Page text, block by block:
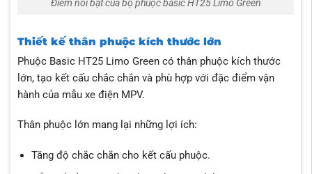
Điểm nổi bật của bộ phuộc basic HT25 Limo Green
Thiết kế thân phuộc kích thước lớn
Phuộc Basic HT25 Limo Green có thân phuộc kích thước
lớn, tạo kết cấu chắc chắn và phù hợp với đặc điểm vận
hành của mẫu xe điện MPV.
Thân phuộc lớn mang lại những lợi ích:
Tăng độ chắc chắn cho kết cấu phuộc.